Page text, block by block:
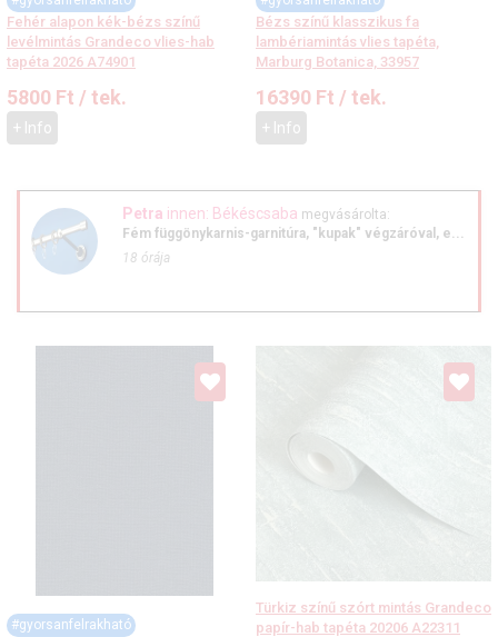
Fehér alapon kék-bézs színű
levélmintás Grandeco vlies-hab
tapéta 2026 A74901
5800 Ft / tek.
+ Info
Bézs színű klasszikus fa
lambériamintás vlies tapéta,
Marburg Botanica, 33957
16390 Ft / tek.
+ Info
Petra innen: Békéscsaba megvásárolta:
Fém függönykarnis-garnitúra, "kupak" végzáróval, e...
18 órája
#gyorsanfelrakható
Türkiz színű szórt mintás Grandeco
papír-hab tapéta 20206 A22311